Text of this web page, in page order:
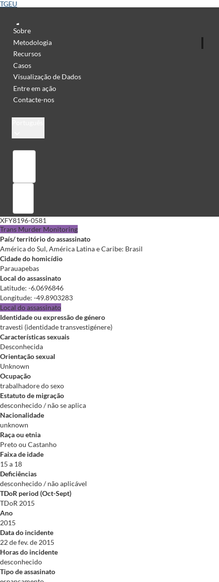
TGEU
Sobre
Metodologia
Recursos
Casos
Visualização de Dados
Entre em ação
Contacte-nos
XFY8196-0581
Trans Murder Monitoring
País/ território do assassinato
América do Sul, América Latina e Caribe: Brasil
Cidade do homicídio
Parauapebas
Local do assassinato
Latitude: -6.0696846
Longitude: -49.8903283
Local do assassinato
Identidade ou expressão de género
travesti (identidade transvestigénere)
Características sexuais
Desconhecida
Orientação sexual
Unknown
Ocupação
trabalhadore do sexo
Estatuto de migração
desconhecido / não se aplica
Nacionalidade
unknown
Raça ou etnia
Preto ou Castanho
Faixa de idade
15 a 18
Deficiências
desconhecido / não aplicável
TDoR period (Oct-Sept)
TDoR 2015
Ano
2015
Data do incidente
22 de fev. de 2015
Horas do incidente
desconhecido
Tipo de assasinato